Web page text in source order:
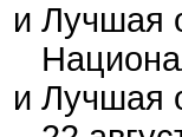
и Лучшая
и Лучшая